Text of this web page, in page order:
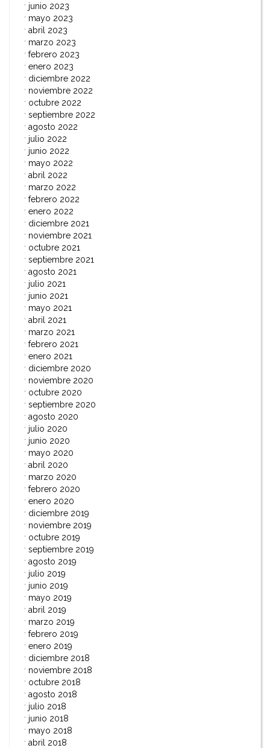
junio 2023
mayo 2023
abril 2023
marzo 2023
febrero 2023
enero 2023
diciembre 2022
noviembre 2022
octubre 2022
septiembre 2022
agosto 2022
julio 2022
junio 2022
mayo 2022
abril 2022
marzo 2022
febrero 2022
enero 2022
diciembre 2021
noviembre 2021
octubre 2021
septiembre 2021
agosto 2021
julio 2021
junio 2021
mayo 2021
abril 2021
marzo 2021
febrero 2021
enero 2021
diciembre 2020
noviembre 2020
octubre 2020
septiembre 2020
agosto 2020
julio 2020
junio 2020
mayo 2020
abril 2020
marzo 2020
febrero 2020
enero 2020
diciembre 2019
noviembre 2019
octubre 2019
septiembre 2019
agosto 2019
julio 2019
junio 2019
mayo 2019
abril 2019
marzo 2019
febrero 2019
enero 2019
diciembre 2018
noviembre 2018
octubre 2018
agosto 2018
julio 2018
junio 2018
mayo 2018
abril 2018